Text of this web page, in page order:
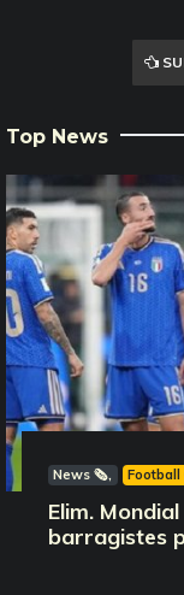
Top News
News 🗞️ Football
Elim.
barragistes